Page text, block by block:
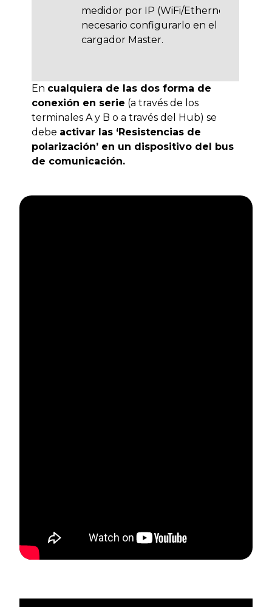
medidor por IP (WiFi/Ethernet), es
necesario configurarlo en el
cargador Master.
En cualquiera de las dos forma de
conexión en serie (a través de los
terminales A y B o a través del Hub) se
debe activar las ‘Resistencias de
polarización’ en un dispositivo del bus
de comunicación.